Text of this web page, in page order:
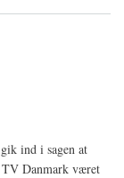
ind i sagen at
Danmark været